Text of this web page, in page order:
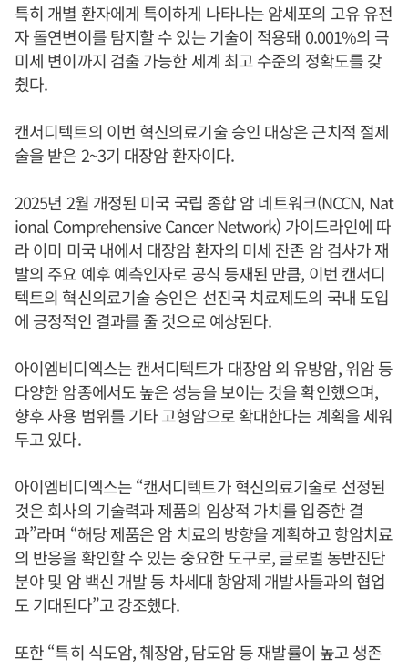
특히 개별 환자에게 특이하게 나타나는 암세포의 고유 유전
자 돌연변이를 탐지할 수 있는 기술이 적용돼 0.001%의 극
미세 변이까지 검출 가능한 세계 최고 수준의 정확도를 갖
췄다.
캔서디텍트의 이번 혁신의료기술 승인 대상은 근치적 절제
술을 받은 2~3기 대장암 환자이다.
2025년 2월 개정된 미국 국립 종합 암 네트워크(NCCN, Nat
ional Comprehensive Cancer Network) 가이드라인에 따
라 이미 미국 내에서 대장암 환자의 미세 잔존 암 검사가 재
발의 주요 예후 예측인자로 공식 등재된 만큼, 이번 캔서디
텍트의 혁신의료기술 승인은 선진국 치료제도의 국내 도입
에 긍정적인 결과를 줄 것으로 예상된다.
아이엠비디엑스는 캔서디텍트가 대장암 외 유방암, 위암 등
다양한 암종에서도 높은 성능을 보이는 것을 확인했으며,
향후 사용 범위를 기타 고형암으로 확대한다는 계획을 세워
두고 있다.
아이엠비디엑스는 “캔서디텍트가 혁신의료기술로 선정된
것은 회사의 기술력과 제품의 임상적 가치를 입증한 결
과”라며 “해당 제품은 암 치료의 방향을 계획하고 항암치료
의 반응을 확인할 수 있는 중요한 도구로, 글로벌 동반진단
분야 및 암 백신 개발 등 차세대 항암제 개발사들과의 협업
도 기대된다”고 강조했다.
또한 “특히 식도암, 췌장암, 담도암 등 재발률이 높고 생존